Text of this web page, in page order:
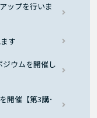
ップを行いま
す
ジウムを開催し
開催【第3講･